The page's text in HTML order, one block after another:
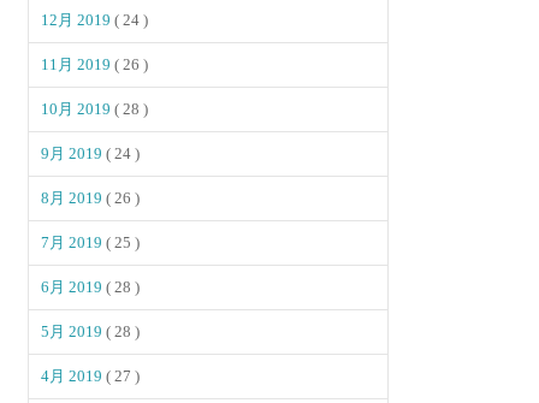
12月 2019( 24 )
11月 2019( 26 )
10月 2019( 28 )
9月 2019( 24 )
8月 2019( 26 )
7月 2019( 25 )
6月 2019( 28 )
5月 2019( 28 )
4月 2019( 27 )